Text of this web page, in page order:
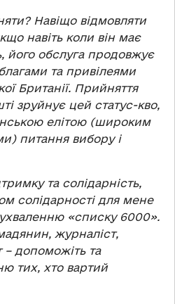
Навіщо відмовляти
навіть коли він має
його обслуга продовжує
та привілеями
Британії. Прийняття
зруйнує цей статус-кво,
елітою (широким
питання вибору і
та солідарність,
солідарності для мене
«списку 6000».
журналіст,
– допоможіть та
тих, хто вартий